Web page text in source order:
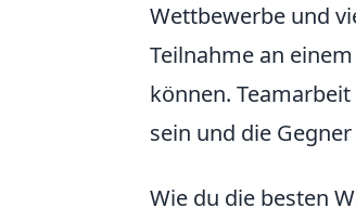
Wettbewerbe und
Teilnahme an einem
können.
sein und die
Wie du die besten